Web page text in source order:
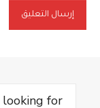
Search